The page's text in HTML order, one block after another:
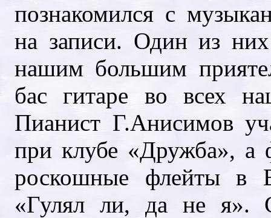
познакомился с
на записи. Один из
нашим большим
бас гитаре во всех
Пианист Г.Анисимов
при клубе «Дружба», а
роскошные флейты в
«Гулял ли, да не я».